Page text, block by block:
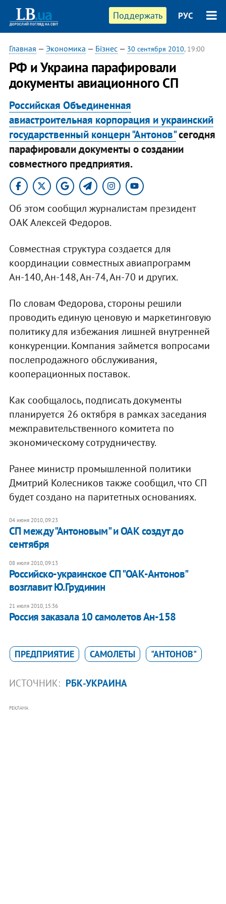
Поддержать РУС
Главная — Экономика — Бізнес— 30 сентября 2010, 19:00
РФ и Украина парафировали
документы авиационного СП
Российская Объединенная
авиастроительная корпорация и украинский
государственный концерн "Антонов"сегодня
парафировали документы о создании
совместного предприятия.
Об этом сообщил журналистам президент
ОАК Алексей Федоров.
Совместная структура создается для
координации совместных авиапрограмм
Ан-140, Ан-148, Ан-74, Ан-70 и других.
По словам Федорова, стороны решили
проводить единую ценовую и маркетинговую
политику для избежания лишней внутренней
конкуренции. Компания займется вопросами
послепродажного обслуживания,
кооперационных поставок.
Как сообщалось, подписать документы
планируется 26 октября в рамках заседания
межправительственного комитета по
экономическому сотрудничеству.
Ранее министр промышленной политики
Дмитрий Колесников также сообщил, что СП
будет создано на паритетных основаниях.
04 июня 2010, 09:23
СП между "Антоновым" и ОАК создут до
сентября
08 июля 2010, 09:13
Российско-украинское СП "ОАК-Антонов"
возглавит Ю.Грудинин
21 июля 2010, 15:36
Россия заказала 10 самолетов Ан-158
ПРЕДПРИЯТИЕ САМОЛЕТЫ "АНТОНОВ"
ИСТОЧНИК: РБК-УКРАИНА
РЕКЛАМА